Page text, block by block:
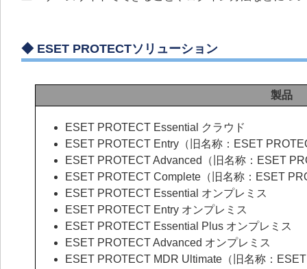
◆ ESET PROTECTソリューション
製品
ESET PROTECT Essential クラウド
ESET PROTECT Entry（旧名称：ESET
ESET PROTECT Advanced（旧名称：ESET
ESET PROTECT Complete（旧名称：ESET
ESET PROTECT Essential オンプレミス
ESET PROTECT Entry オンプレミス
ESET PROTECT Essential Plus オンプレミス
ESET PROTECT Advanced オンプレミス
ESET PROTECT MDR Ultimate（旧名称：